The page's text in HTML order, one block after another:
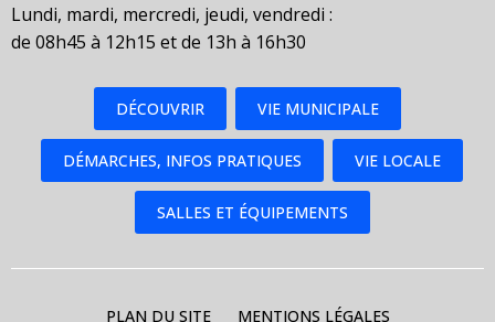
Lundi, mardi, mercredi, jeudi, vendredi :
de 08h45 à 12h15 et de 13h à 16h30
DÉCOUVRIR VIE MUNICIPALE
DÉMARCHES, INFOS PRATIQUES VIE LOCALE
SALLES ET ÉQUIPEMENTS
PLAN DU SITE MENTIONS LÉGALES